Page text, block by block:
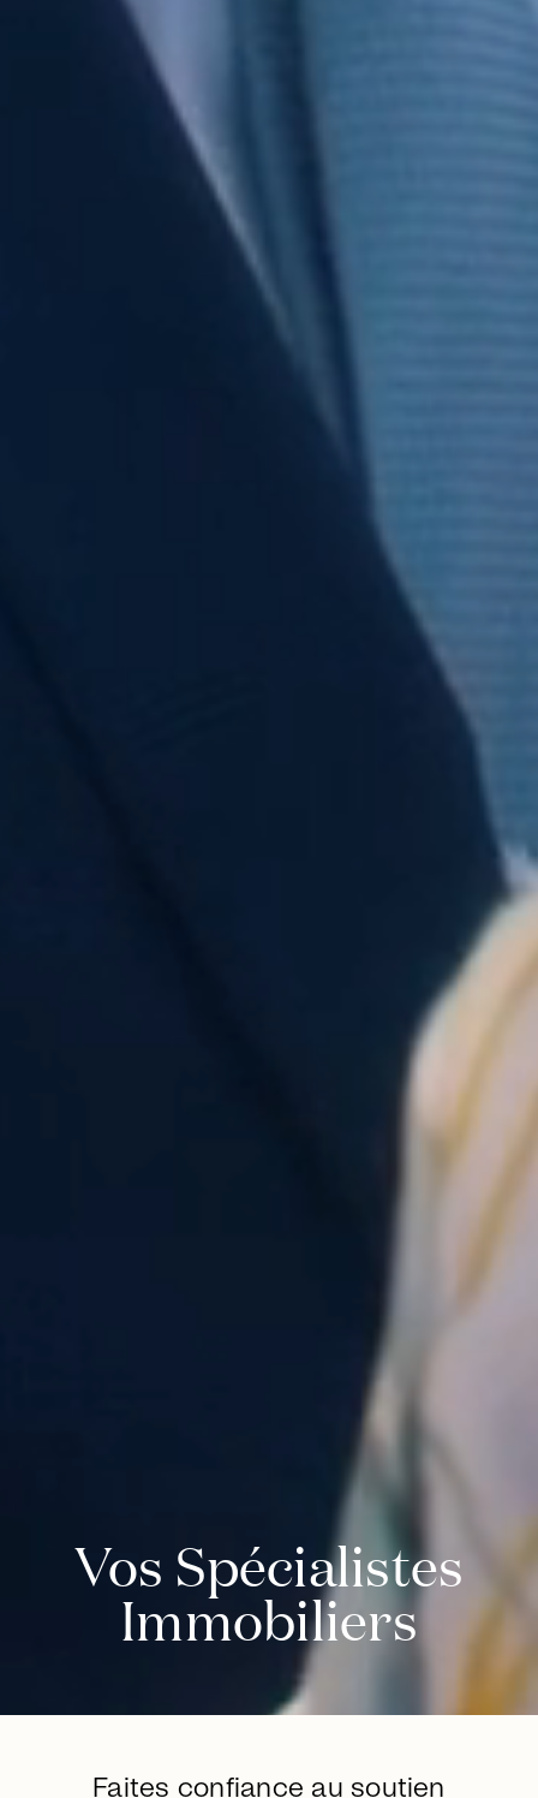
Vos Spécialistes
Immobiliers
Faites confiance au soutien